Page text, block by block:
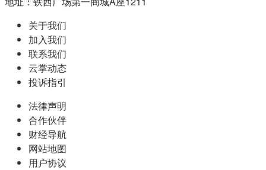
关于我们
加入我们
联系我们
云掌动态
投诉指引
法律声明
合作伙伴
财经导航
网站地图
用户协议